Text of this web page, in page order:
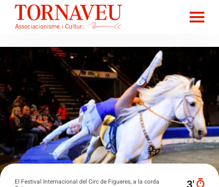
El Festival Internacional del Circ de Figueres, a la corda
3′